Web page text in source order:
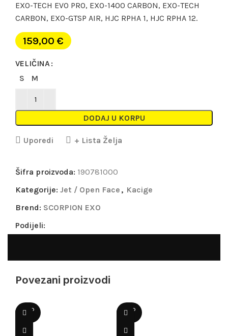
EXO-TECH EVO PRO, EXO-1400 CARBON, EXO-TECH
CARBON, EXO-GTSP AIR, HJC RPHA 1, HJC RPHA 12.
159,00 €
VELIČINA
S
M
DODAJ U KORPU
Uporedi + Lista Želja
Šifra proizvoda: 190781000
Kategorije: Jet / Open Face , Kacige
Brend: SCORPION EXO
Podijeli:
Povezani proizvodi
SOLD
OUT
SOLD
OUT